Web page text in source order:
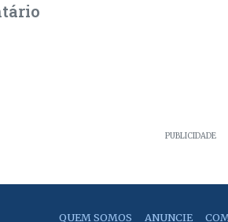
PUBLICIDADE
QUEM SOMOS ANUNCIE